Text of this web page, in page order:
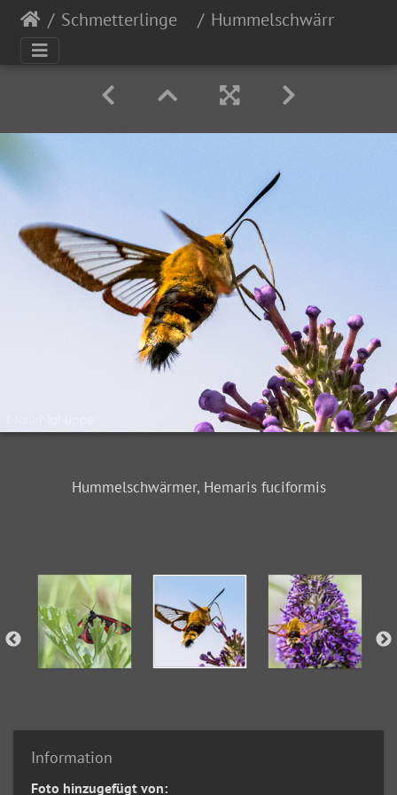
Schmetterlinge Hummelschwärmer
Hummelschwärmer, Hemaris fuciformis
Information
Foto hinzugefügt von: